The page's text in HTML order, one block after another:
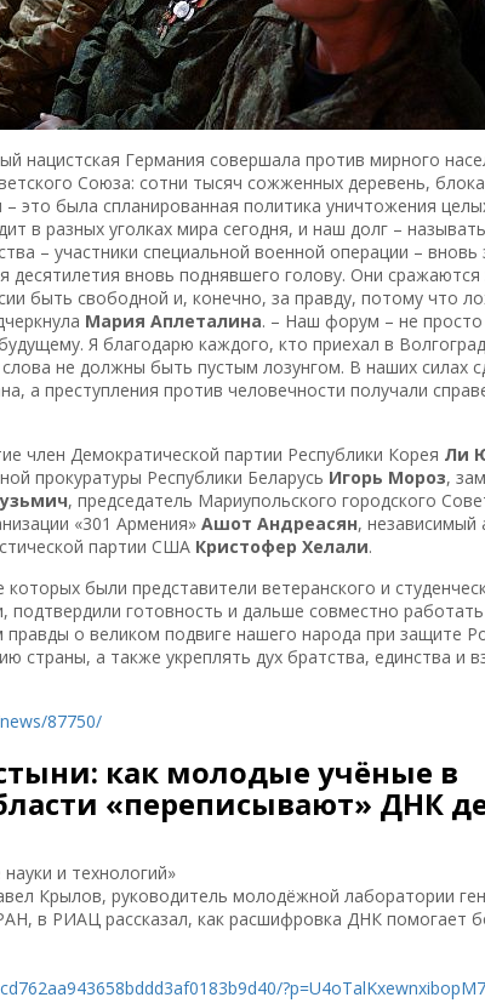
нацистская Германия совершала против мирного
Союза: сотни тысяч сожженных деревень,
– это была спланированная политика уничтожения
в разных уголках мира сегодня, и наш долг –
– участники специальной военной операции –
десятилетия вновь поднявшего голову. Они
быть свободной и, конечно, за правду, потому что
Мария Аплеталина. – Наш форум – не
Я благодарю каждого, кто приехал в
не должны быть пустым лозунгом. В наших силах
а преступления против человечности получали
член Демократической партии Республики Корея Ли
прокуратуры Республики Беларусь Игорь Мороз,
, председатель Мариупольского городского
«301 Армения» Ашот Андреасян, независимый
партии США Кристофер Хелали.
были представители ветеранского и
подтвердили готовность и дальше совместно
о великом подвиге нашего народа при защите
страны, а также укреплять дух братства, единства и
87750/
как молодые учёные в
«переписывают» ДНК
и технологий»
Крылов, руководитель молодёжной лаборатории
в РИАЦ рассказал, как расшифровка ДНК помогает